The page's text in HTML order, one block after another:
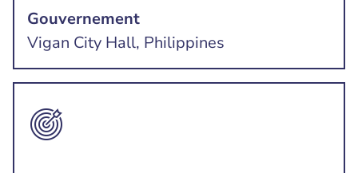
Gouvernement
Vigan City Hall, Philippines